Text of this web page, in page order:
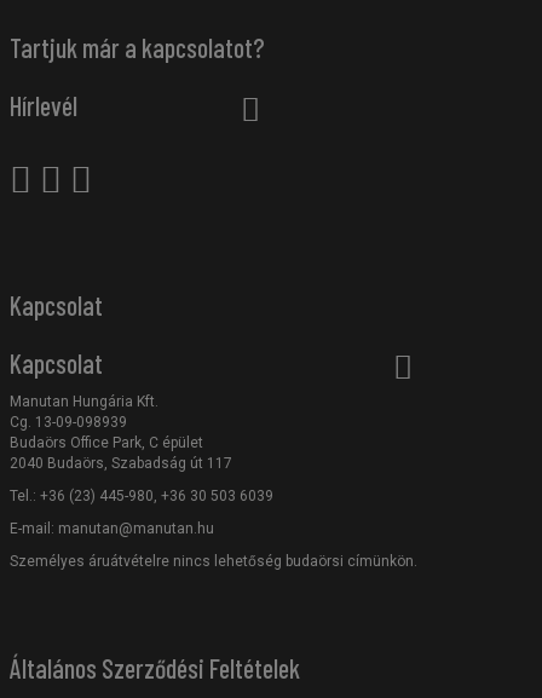
Tartjuk már a kapcsolatot?
Hírlevél
Kapcsolat
Kapcsolat
Manutan Hungária Kft.
Cg. 13-09-098939
Budaörs Office Park, C épület
2040 Budaörs, Szabadság út 117
Tel.: +36 (23) 445-980, +36 30 503 6039
E-mail: manutan@manutan.hu
Személyes áruátvételre nincs lehetőség budaörsi címünkön.
Általános Szerződési Feltételek